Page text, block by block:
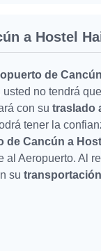
a Hostel
de
no tendrá
con su traslado
tener la
de Cancún a
Aeropuerto. Al
su